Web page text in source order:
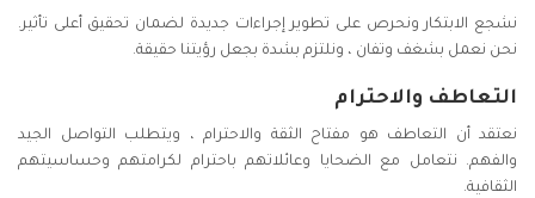
نشجع الابتكار ونحرص على تطوير إجراءات جديدة لضمان تحقيق أعلى تأثير.
نحن نعمل بشغف وتفان ، ونلتزم بشدة بجعل رؤيتنا حقيقة.
التعاطف والاحترام
نعتقد أن التعاطف هو مفتاح الثقة والاحترام ، ويتطلب التواصل الجيد
والفهم. نتعامل مع الضحايا وعائلاتهم باحترام لكرامتهم وحساسيتهم
الثقافية.